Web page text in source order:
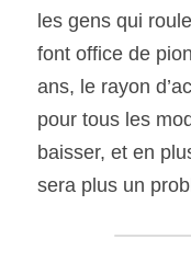
les gens qui
font office de
ans, le rayon
pour tous les
baisser, et en
sera plus un